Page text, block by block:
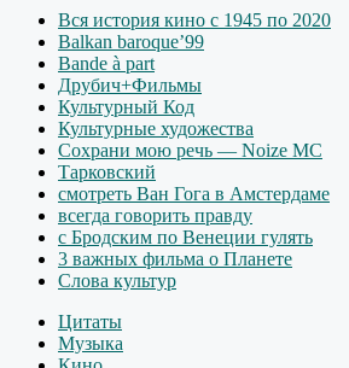
Вся история кино с 1945 по 2020
Balkan baroque’99
Bande à part
Друбич+Фильмы
Культурный Код
Культурные художества
Сохрани мою речь — Noize MC
Тарковский
смотреть Ван Гога в Амстердаме
всегда говорить правду
с Бродским по Венеции гулять
3 важных фильма о Планете
Слова культур
Цитаты
Музыка